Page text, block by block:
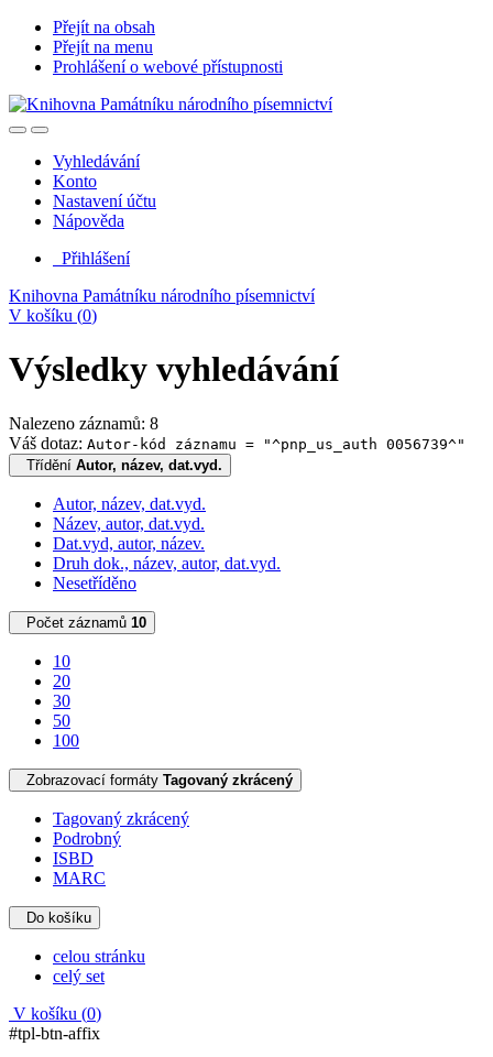
Přejít na obsah
Přejít na menu
Prohlášení o webové přístupnosti
Vyhledávání
Konto
Nastavení účtu
Nápověda
Přihlášení
Knihovna Památníku národního písemnictví
V košíku (0)
Výsledky vyhledávání
Nalezeno záznamů: 8
Váš dotaz: Autor-kód záznamu = "^pnp_us_auth 0056739^"
Třídění Autor, název, dat.vyd.
Autor, název, dat.vyd.
Název, autor, dat.vyd.
Dat.vyd, autor, název.
Druh dok., název, autor, dat.vyd.
Nesetříděno
Počet záznamů 10
10
20
30
50
100
Zobrazovací formáty Tagovaný zkrácený
Tagovaný zkrácený
Podrobný
ISBD
MARC
Do košíku
celou stránku
celý set
V košíku (0)
#tpl-btn-affix